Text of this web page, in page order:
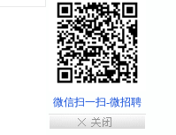
微信扫一扫-微招聘